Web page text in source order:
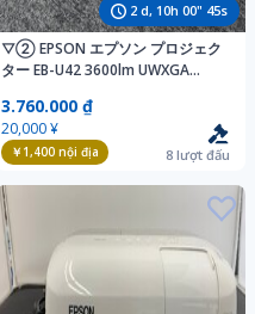
2 d, 10h 00" 44s
▽② EPSON エプソン プロジェク
ター EB-U42 3600lm UWXGA
3.760.000 ₫
20,000 ¥
￥1,400nội địa 8 lượt đấu